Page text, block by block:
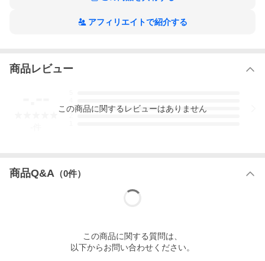
アフィリエイトで紹介する
商品レビュー
3
この商品に関するレビューはありません
商品Q&A （0件）
この商品に関する質問は、
以下からお問い合わせください。